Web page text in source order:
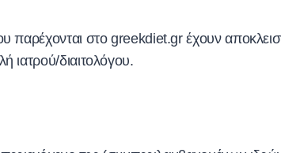
παρέχονται στο greekdiet.gr έχουν
ιατρού/διαιτολόγου.